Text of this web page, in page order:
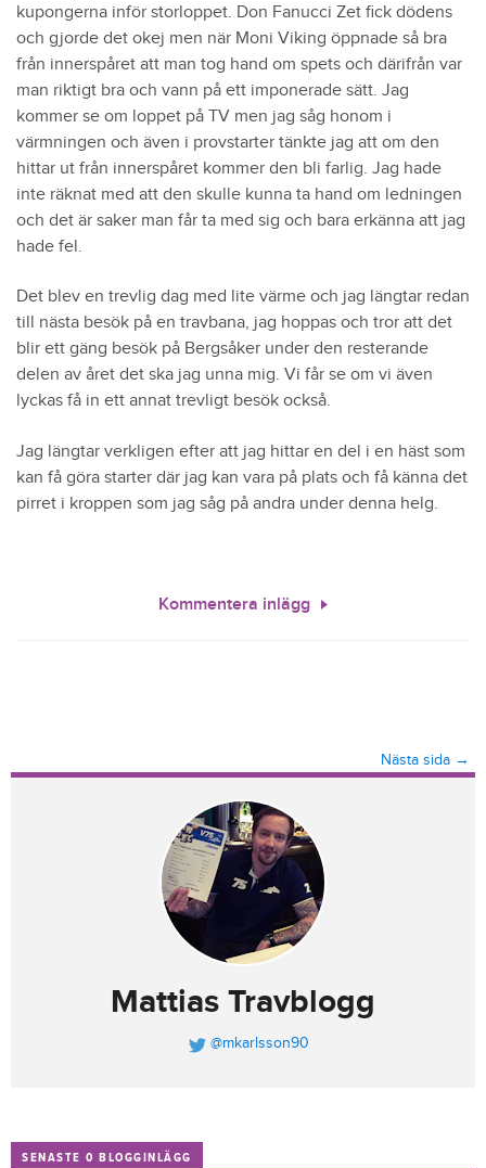
kupongerna inför storloppet. Don Fanucci Zet fick dödens
och gjorde det okej men när Moni Viking öppnade så bra
från innerspåret att man tog hand om spets och därifrån var
man riktigt bra och vann på ett imponerade sätt. Jag
kommer se om loppet på TV men jag såg honom i
värmningen och även i provstarter tänkte jag att om den
hittar ut från innerspåret kommer den bli farlig. Jag hade
inte räknat med att den skulle kunna ta hand om ledningen
och det är saker man får ta med sig och bara erkänna att jag
hade fel.
Det blev en trevlig dag med lite värme och jag längtar redan
till nästa besök på en travbana, jag hoppas och tror att det
blir ett gäng besök på Bergsåker under den resterande
delen av året det ska jag unna mig. Vi får se om vi även
lyckas få in ett annat trevligt besök också.
Jag längtar verkligen efter att jag hittar en del i en häst som
kan få göra starter där jag kan vara på plats och få känna det
pirret i kroppen som jag såg på andra under denna helg.
Kommentera inlägg
Nästa sida →
Mattias Travblogg
@mkarlsson90
SENASTE 0 BLOGGINLÄGG